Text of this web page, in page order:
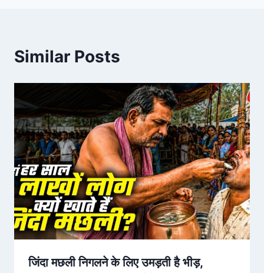
Similar Posts
जिंदा मछली निगलने के लिए उमड़ती है भीड़,